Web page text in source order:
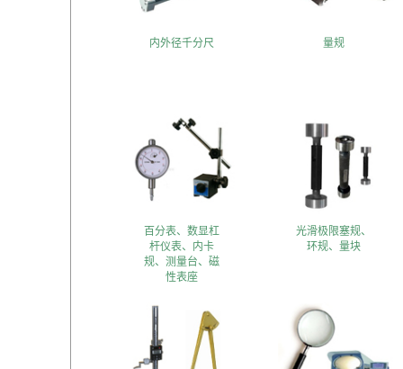
内外径千分尺 量规
百分表、数显杠
杆仪表、内卡
规、测量台、磁
性表座
光滑极限塞规、
环规、量块